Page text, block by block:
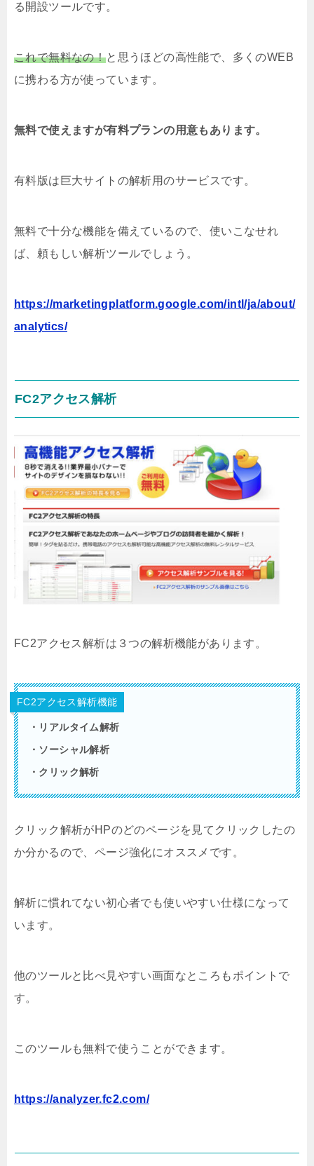
る開設ツールです。
これで無料なの！と思うほどの高性能で、多くのWEB
に携わる方が使っています。
無料で使えますが有料プランの用意もあります。
有料版は巨大サイトの解析用のサービスです。
無料で十分な機能を備えているので、使いこなせれ
ば、頼もしい解析ツールでしょう。
https://marketingplatform.google.com/intl/ja/about/
analytics/
FC2アクセス解析
FC2アクセス解析は３つの解析機能があります。
FC2アクセス解析機能
・リアルタイム解析
・ソーシャル解析
・クリック解析
クリック解析がHPのどのページを見てクリックしたの
か分かるので、ページ強化にオススメです。
解析に慣れてない初心者でも使いやすい仕様になって
います。
他のツールと比べ見やすい画面なところもポイントで
す。
このツールも無料で使うことができます。
https://analyzer.fc2.com/